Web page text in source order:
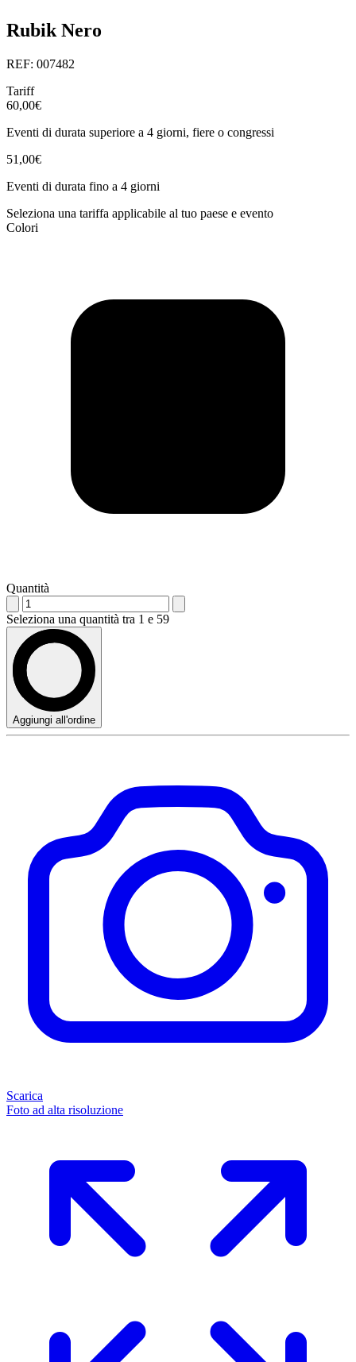
Rubik Nero
REF: 007482
Tariff
60,00€
Eventi di durata superiore a 4 giorni, fiere o congressi
51,00€
Eventi di durata fino a 4 giorni
Seleziona una tariffa applicabile al tuo paese e evento
Colori
Quantità
Seleziona una quantità tra 1 e 59
Aggiungi all'ordine
Scarica
Foto ad alta risoluzione